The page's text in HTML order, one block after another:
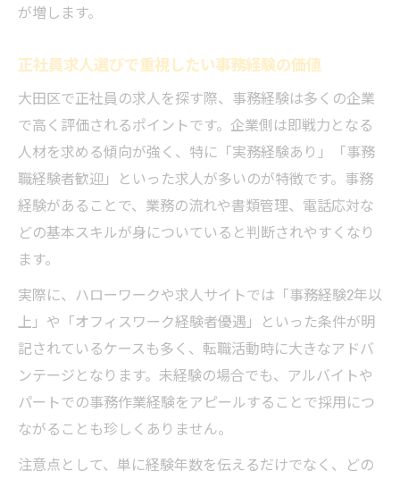
が増します。
正社員求人選びで重視したい事務経験の価値
大田区で正社員の求人を探す際、事務経験は多くの企業
で高く評価されるポイントです。企業側は即戦力となる
人材を求める傾向が強く、特に「実務経験あり」「事務
職経験者歓迎」といった求人が多いのが特徴です。事務
経験があることで、業務の流れや書類管理、電話応対な
どの基本スキルが身についていると判断されやすくなり
ます。
実際に、ハローワークや求人サイトでは「事務経験2年以
上」や「オフィスワーク経験者優遇」といった条件が明
記されているケースも多く、転職活動時に大きなアドバ
ンテージとなります。未経験の場合でも、アルバイトや
パートでの事務作業経験をアピールすることで採用につ
ながることも珍しくありません。
注意点として、単に経験年数を伝えるだけでなく、どの